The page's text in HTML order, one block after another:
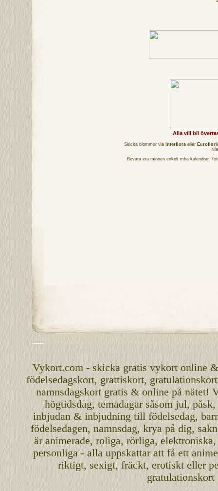
Alla vill bli
Skicka blommor via Interflora eller
Bevara era minnen enkelt mha kalendrar,
Vykort.com-skicka gratis vykort online
födelsedagskort, grattiskort, gratulationskort
namnsdagskort gratis &online på nätet!
högtidsdag, temadagar såsom jul,påsk,
inbjudan&inbjudningtillfödelsedag,
födelsedagen, namnsdag,krya på dig,
äranimerade,roliga,rörliga,elektroniska
personliga- alla uppskattar att få ett
riktigt,sexigt,fräckt, erotiskteller
gratulationskort